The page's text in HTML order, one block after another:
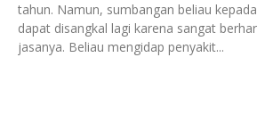
tahun. Namun, sumbangan beliau
dapat disangkal lagi karena sangat
jasanya. Beliau mengidap penyakit...